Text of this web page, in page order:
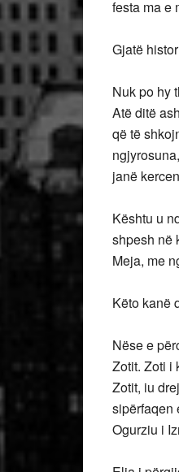
festa ma e
Gjatë
Nuk po hy
Atë ditë
që të
janë
Kështu u
shpesh në
Meja, me
Këto kanë
Nëse e
Zotit. Zoti i
Zotit, iu
sipërfaqen
Ogurziu i